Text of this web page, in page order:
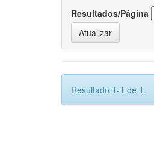
Resultados/Página
Resultado 1-1 de 1.